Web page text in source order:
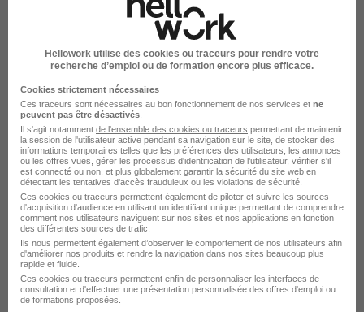
Élargissez votre recherche chezSTEFou àRungis
Entreprise STEF Emploi Rungis Entreprise Rungis
Hellowork utilise des cookies ou traceurs pour rendre votre
recherche d’emploi ou de formation encore plus efficace.
Cookies strictement nécessaires
Ces traceurs sont nécessaires au bon fonctionnement de nos services et ne
peuvent pas être désactivés
Il s'agit notamment de l'ensemble des cookies ou traceurs permettant de maintenir
la session de l'utilisateur active pendant sa navigation sur le site, de stocker des
informations temporaires telles que les préférences des utilisateurs, les annonces
ou les offres vues, gérer les processus d'identification de l'utilisateur, vérifier s'il
est connecté ou non, et plus globalement garantir la sécurité du site web en
détectant les tentatives d'accès frauduleux ou les violations de sécurité.
Ces cookies ou traceurs permettent également de piloter et suivre les sources
d'acquisition d'audience en utilisant un identifiant unique permettant de comprendre
comment nos utilisateurs naviguent sur nos sites et nos applications en fonction
des différentes sources de trafic.
Ils nous permettent également d’observer le comportement de nos utilisateurs afin
d'améliorer nos produits et rendre la navigation dans nos sites beaucoup plus
rapide et fluide.
Ces cookies ou traceurs permettent enfin de personnaliser les interfaces de
consultation et d'effectuer une présentation personnalisée des offres d'emploi ou
de formations proposées.